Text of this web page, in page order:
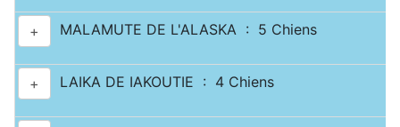
+ MALAMUTE DE L'ALASKA : 5 Chiens
+ LAIKA DE IAKOUTIE : 4 Chiens